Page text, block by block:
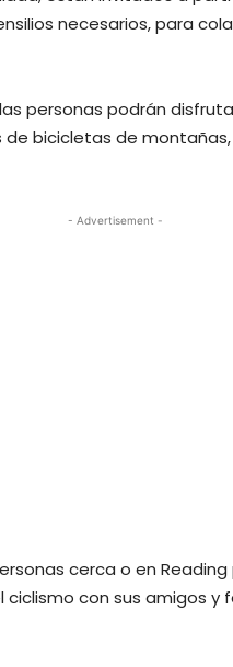
necesarios, para
personas podrán
bicicletas de
- Advertisement -
cerca o en
con sus amigos y